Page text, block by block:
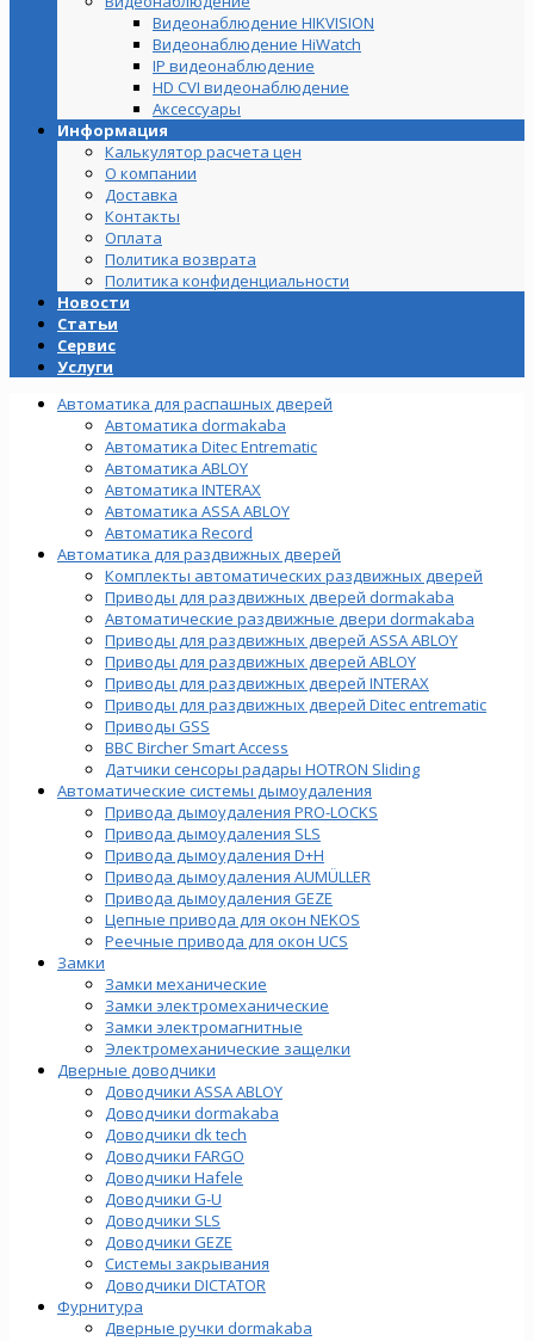
Видеонаблюдение HIKVISION
Видеонаблюдение HiWatch
IP видеонаблюдение
HD CVI видеонаблюдение
Аксессуары
Информация
Калькулятор расчета цен
О компании
Доставка
Контакты
Оплата
Политика возврата
Политика конфиденциальности
Новости
Статьи
Сервис
Услуги
Автоматика для распашных дверей
Автоматика dormakaba
Автоматика Ditec Entrematic
Автоматика ABLOY
Автоматика INTERAX
Автоматика ASSA ABLOY
Автоматика Record
Автоматика для раздвижных дверей
Комплекты автоматических раздвижных дверей
Приводы для раздвижных дверей dormakaba
Автоматические раздвижные двери dormakaba
Приводы для раздвижных дверей ASSA ABLOY
Приводы для раздвижных дверей ABLOY
Приводы для раздвижных дверей INTERAX
Приводы для раздвижных дверей Ditec entrematic
Приводы GSS
BBC Bircher Smart Access
Датчики сенсоры радары HOTRON Sliding
Автоматические системы дымоудаления
Привода дымоудаления PRO-LOCKS
Привода дымоудаления SLS
Привода дымоудаления D+H
Привода дымоудаления AUMÜLLER
Привода дымоудаления GEZE
Цепные привода для окон NEKOS
Реечные привода для окон UСS
Замки
Замки механические
Замки электромеханические
Замки электромагнитные
Электромеханические защелки
Дверные доводчики
Доводчики ASSA ABLOY
Доводчики dormakaba
Доводчики dk tech
Доводчики FARGO
Доводчики Hafele
Доводчики G-U
Доводчики SLS
Доводчики GEZE
Cистемы закрывания
Доводчики DICTATOR
Фурнитура
Дверные ручки dormakaba